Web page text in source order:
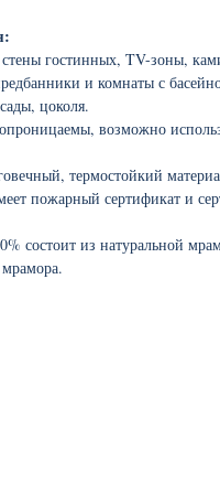
стены гостинных, TV-зоны,
и комнаты с
цоколя.
возможно
термостойкий
пожарный сертификат и
состоит из натуральной